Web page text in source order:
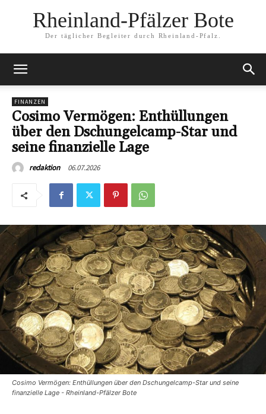
Rheinland-Pfälzer Bote
Der täglicher Begleiter durch Rheinland-Pfalz.
FINANZEN
Cosimo Vermögen: Enthüllungen
über den Dschungelcamp-Star und
seine finanzielle Lage
redaktion 06.07.2026
Cosimo Vermögen: Enthüllungen über den Dschungelcamp-Star und seine
finanzielle Lage - Rheinland-Pfälzer Bote